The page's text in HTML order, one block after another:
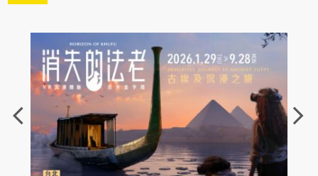
arrow_back_ios arrow_forward_ios